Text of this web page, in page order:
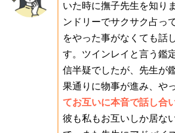
いた時に撫子先生を知り
ンドリーでサクサク占っ
をやった事がなくても話
す。ツインレイと言う鑑
信半疑でしたが、先生が
果通りに物事が進み、や
てお互いに本音で話し合
彼も私もお互いしか居な